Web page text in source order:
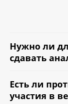
Нужно ли
сдавать
Есть ли
участия в